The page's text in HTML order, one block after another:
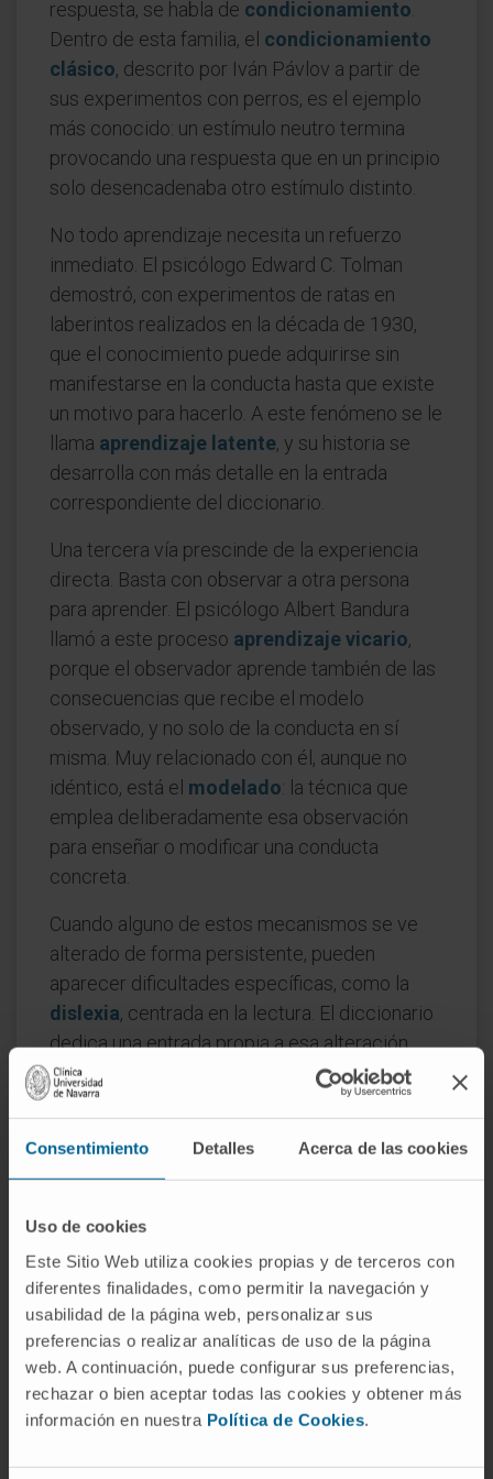
Consentimiento Detalles Acerca de las cookies
Uso de cookies
Este Sitio Web utiliza cookies propias y de terceros con
diferentes finalidades, como permitir la navegación y
usabilidad de la página web, personalizar sus
preferencias o realizar analíticas de uso de la página
web. A continuación, puede configurar sus preferencias,
rechazar o bien aceptar todas las cookies y obtener más
información en nuestra Política de Cookies.
respuesta, se habla de condicionamiento
Dentro de esta familia, el condicionamiento
clásico, descrito por Iván Pávlov a partir de
sus experimentos con perros, es el ejemplo
más conocido: un estímulo neutro termina
provocando una respuesta que en un principio
solo desencadenaba otro estímulo distinto.
No todo aprendizaje necesita un refuerzo
inmediato. El psicólogo Edward C. Tolman
demostró, con experimentos de ratas en
laberintos realizados en la década de 1930,
que el conocimiento puede adquirirse sin
manifestarse en la conducta hasta que existe
un motivo para hacerlo. A este fenómeno se le
llama aprendizaje latente, y su historia se
desarrolla con más detalle en la entrada
correspondiente del diccionario.
Una tercera vía prescinde de la experiencia
directa. Basta con observar a otra persona
para aprender. El psicólogo Albert Bandura
llamó a este proceso aprendizaje vicario,
porque el observador aprende también de las
consecuencias que recibe el modelo
observado, y no solo de la conducta en sí
misma. Muy relacionado con él, aunque no
idéntico, está el modelado: la técnica que
emplea deliberadamente esa observación
para enseñar o modificar una conducta
concreta.
Cuando alguno de estos mecanismos se ve
alterado de forma persistente, pueden
aparecer dificultades específicas, como la
dislexia, centrada en la lectura. El diccionario
dedica una entrada propia a esa alteración.
Preguntas frecuentes
¿De dónde viene la palabra
original era casi físico: aprender era,
literalmente, asir algo con la mente.
¿Es lo mismo aprendizaje que
memoria?
No exactamente. El aprendizaje es el proceso